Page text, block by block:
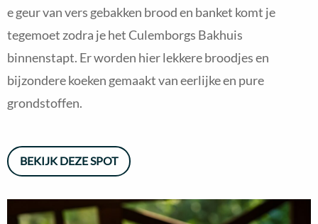
e geur van vers gebakken brood en banket komt je
tegemoet zodra je het Culemborgs Bakhuis
binnenstapt. Er worden hier lekkere broodjes en
bijzondere koeken gemaakt van eerlijke en pure
grondstoffen.
BEKIJK DEZE SPOT